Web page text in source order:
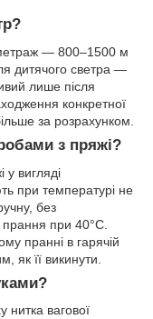
— 800–1500 м
дитячого светра —
лише після
конкретної
за розрахунком.
з пряжі?
у вигляді
при температурі не
без
при 40°C.
пранні в гарячій
як її викинути.
вагової